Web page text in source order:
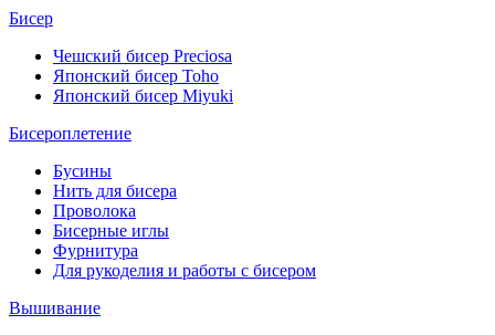
Бисер
Чешский бисер Preciosa
Японский бисер Toho
Японский бисер Miyuki
Бисероплетение
Бусины
Нить для бисера
Проволока
Бисерные иглы
Фурнитура
Для рукоделия и работы с бисером
Вышивание